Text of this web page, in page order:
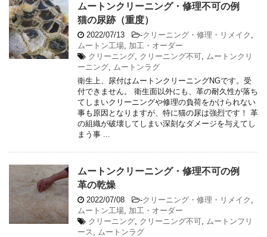
ムートンクリーニング・修理不可の例
猫の尿跡（重度）
2022/07/13 -クリーニング・修理・リメイク
ムートン工場 加工・オーダー
クリーニング クリーニング不可
ムートンクリ
ーニング
ムートンラグ
衛生上、尿付はムートンクリーニングNGです。受
付できません。 衛生面以外にも、革の耐久性が落ち
てしまいクリーニングや修理の負荷をかけられない
事も原因となりますが、特に猫の尿は強烈です！ 革
の組織が破壊してしまい深刻なダメージを与えてし
まう事 ...
ムートンクリーニング・修理不可の例
革の乾燥
2022/07/08 -クリーニング・修理・リメイク
ムートン工場 加工・オーダー
クリーニング クリーニング不可
ムートンフリ
ース
ムートンラグ